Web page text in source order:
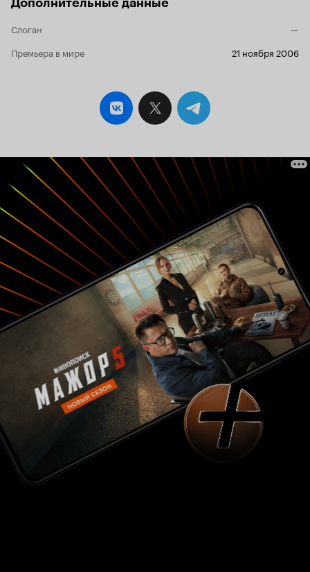
Слоган
—
Премьера в мире
21 ноября 2006